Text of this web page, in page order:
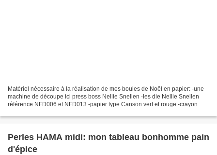
Matériel nécessaire à la réalisation de mes boules de Noël en papier: -une
machine de découpe ici press boss Nellie Snellen -les die Nellie Snellen
référence NFD006 et NFD013 -papier type Canson vert et rouge -crayon
Perles HAMA midi: mon tableau bonhomme pain
d'épice